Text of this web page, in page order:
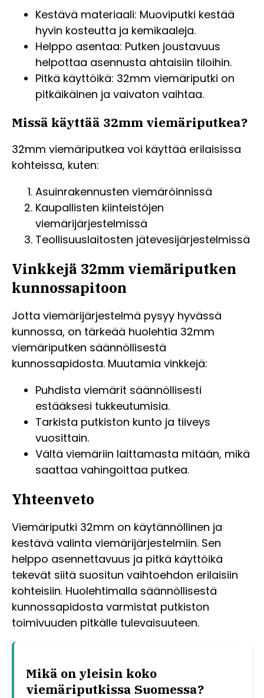
Kestävä materiaali: Muoviputki kestää
hyvin kosteutta ja kemikaaleja.
Helppo asentaa: Putken joustavuus
helpottaa asennusta ahtaisiin tiloihin.
Pitkä käyttöikä: 32mm viemäriputki on
pitkäikäinen ja vaivaton vaihtaa.
Missä käyttää 32mm viemäriputkea?
32mm viemäriputkea voi käyttää erilaisissa
kohteissa, kuten:
Asuinrakennusten viemäröinnissä
Kaupallisten kiinteistöjen
viemärijärjestelmissä
Teollisuuslaitosten jätevesijärjestelmissä
Vinkkejä 32mm viemäriputken
kunnossapitoon
Jotta viemärijärjestelmä pysyy hyvässä
kunnossa, on tärkeää huolehtia 32mm
viemäriputken säännöllisestä
kunnossapidosta. Muutamia vinkkejä:
Puhdista viemärit säännöllisesti
estääksesi tukkeutumisia.
Tarkista putkiston kunto ja tiiveys
vuosittain.
Vältä viemäriin laittamasta mitään, mikä
saattaa vahingoittaa putkea.
Yhteenveto
Viemäriputki 32mm on käytännöllinen ja
kestävä valinta viemärijärjestelmiin. Sen
helppo asennettavuus ja pitkä käyttöikä
tekevät siitä suositun vaihtoehdon erilaisiin
kohteisiin. Huolehtimalla säännöllisestä
kunnossapidosta varmistat putkiston
toimivuuden pitkälle tulevaisuuteen.
Mikä on yleisin koko
viemäriputkissa Suomessa?